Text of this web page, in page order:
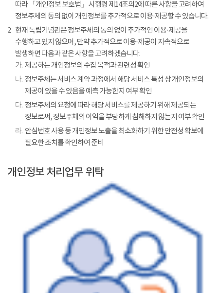
따라 「개인정보 보호법」 시행령 제14조의2에 따른 사항을 고려하여
정보주체의 동의 없이 개인정보를 추가적으로 이용·제공할 수 있습니다.
2 현재 독립기념관은 정보주체의 동의 없이 추가적인 이용·제공을
수행하고 있지 않으며, 만약 추가적으로 이용·제공이 지속적으로
발생하면 다음과 같은 사항을 고려하겠습니다.
가. 제공하는 개인정보의 수집 목적과 관련성 확인
나. 정보주체는 서비스 계약 과정에서 해당 서비스 특성 상 개인정보의
제공이 있을 수 있음을 예측 가능한지 여부 확인
다. 정보주체의 요청에 따라 해당 서비스를 제공하기 위해 제공되는
정보로써, 정보주체의 이익을 부당하게 침해하지 않는지 여부 확인
라. 안심번호 사용 등 개인정보 노출을 최소화하기 위한 안전성 확보에
필요한 조치를 확인하여 준비
개인정보 처리업무 위탁